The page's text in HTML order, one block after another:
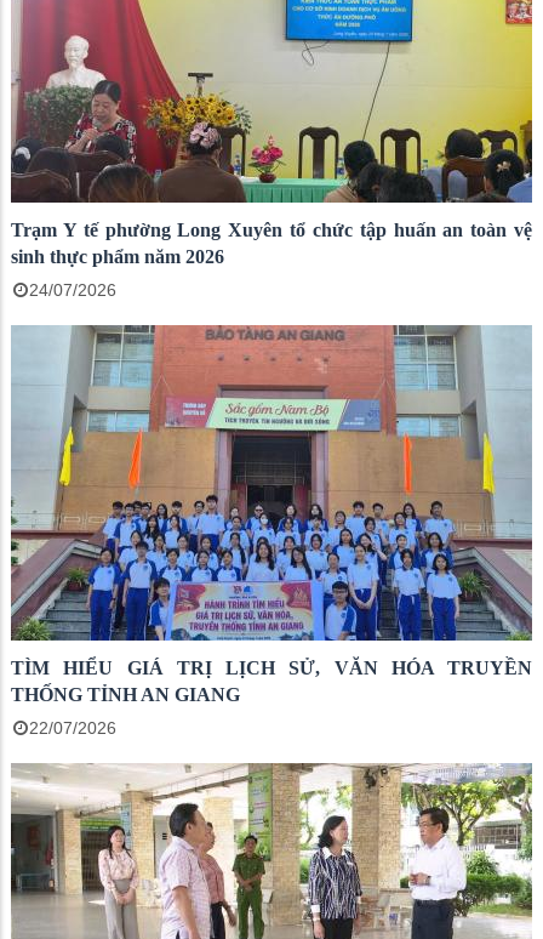
Trạm Y tế phường Long Xuyên tổ chức tập huấn an toàn vệ
sinh thực phẩm năm 2026
24/07/2026
TÌM HIỂU GIÁ TRỊ LỊCH SỬ, VĂN HÓA TRUYỀN
THỐNG TỈNH AN GIANG
22/07/2026